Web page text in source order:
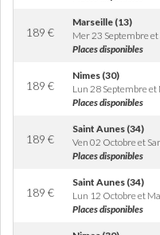
189 €
Marseille (13)
Mer 23 Septembre
Places disponibles
189 €
Nimes (30)
Lun 28 Septembre
Places disponibles
189 €
Saint Aunes (34)
Ven 02 Octobre et
Places disponibles
189 €
Saint Aunes (34)
Lun 12 Octobre et
Places disponibles